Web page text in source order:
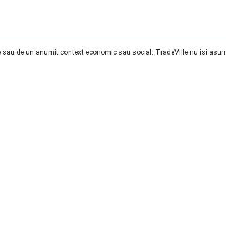
de un anumit context economic sau social. TradeVille nu isi